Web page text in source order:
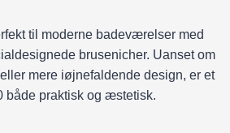
til moderne badeværelser med
brusenicher. Uanset om
mere iøjnefaldende design, er et
både praktisk og æstetisk.